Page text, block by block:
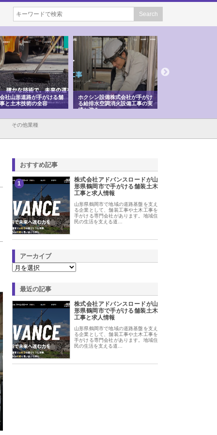
ン設備株式会社が手がけ
水空調消火設備工事の実
み
株式会社東京シー・エム・シー
のGISインフラ管理システム導
入メリット
その他業種
おすすめ記事
1
株式会社アドバンスロードが山
形県鶴岡市で手がける舗装土木
工事と求人情報
山形県鶴岡市で地域の道路基盤を支え
る企業として、舗装工事や土木工事を
手がける専門会社があります。地域住
民の生活を支える道…
アーカイブ
最近の記事
株式会社アドバンスロードが山
形県鶴岡市で手がける舗装土木
工事と求人情報
山形県鶴岡市で地域の道路基盤を支え
る企業として、舗装工事や土木工事を
手がける専門会社があります。地域住
民の生活を支える道…